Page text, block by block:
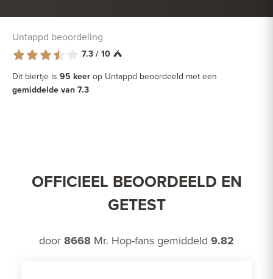
Untappd beoordeling
7.3 / 10
Dit biertje is 95 keer op Untappd beoordeeld met een
gemiddelde van 7.3
OFFICIEEL BEOORDEELD EN
GETEST
door 8668 Mr. Hop-fans gemiddeld 9.82